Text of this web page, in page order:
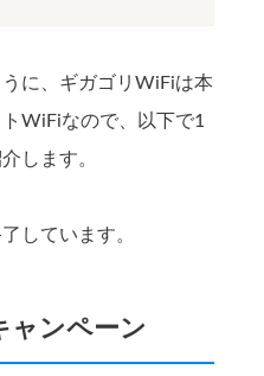
に、ギガゴリWiFiは本
WiFiなので、以下で1
します。
しています。
ャンペーン